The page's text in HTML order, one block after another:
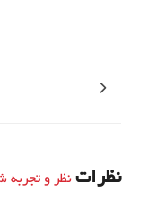
نظراتنظر و تجربه